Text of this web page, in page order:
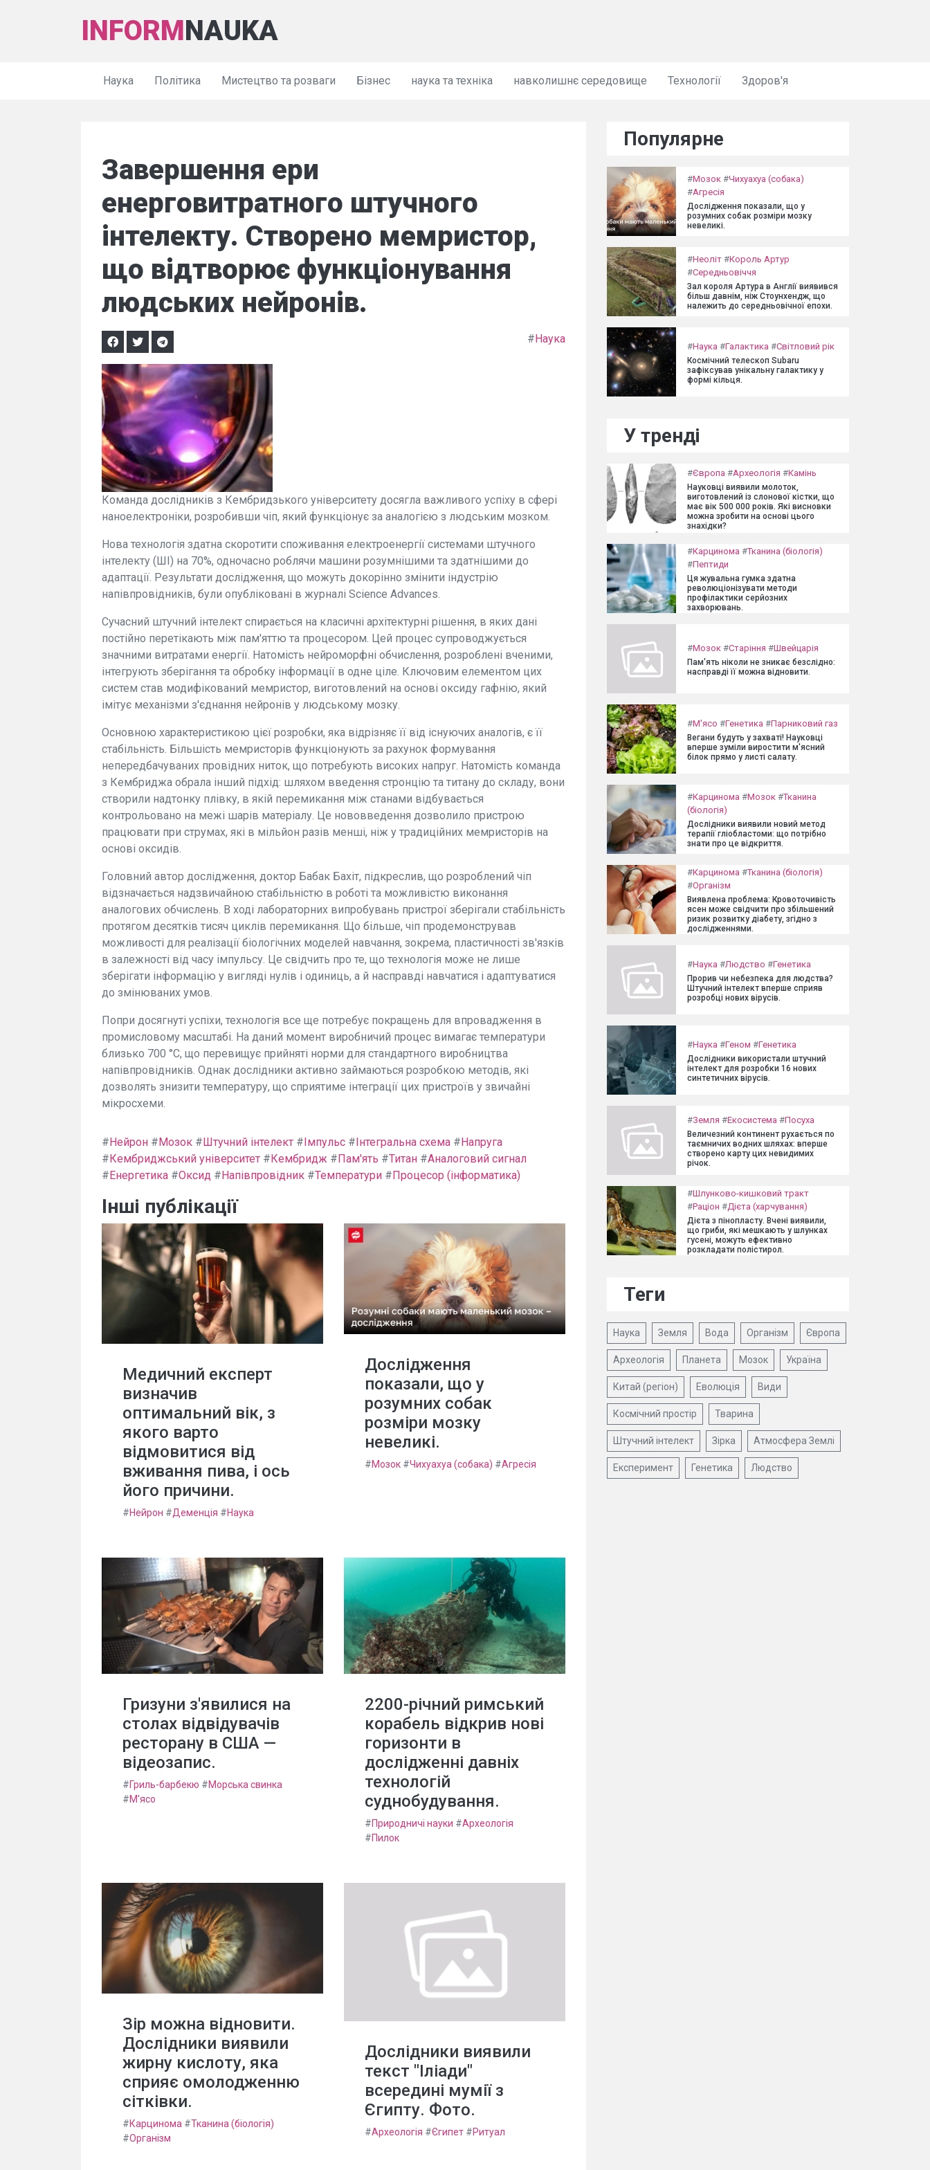
INFORMNAUKA
Наука Політика Мистецтво та розваги Бізнес наука та техніка навколишнє середовище Технології Здоров'я
Завершення ери
енерговитратного штучного
інтелекту. Створено мемристор,
що відтворює функціонування
людських нейронів.
#Наука
Команда дослідників з Кембридзького університету досягла важливого успіху в сфері
наноелектроніки, розробивши чіп, який функціонує за аналогією з людським мозком.
Нова технологія здатна скоротити споживання електроенергії системами штучного
інтелекту (ШІ) на 70%, одночасно роблячи машини розумнішими та здатнішими до
адаптації. Результати дослідження, що можуть докорінно змінити індустрію
напівпровідників, були опубліковані в журналі Science Advances.
Сучасний штучний інтелект спирається на класичні архітектурні рішення, в яких дані
постійно перетікають між пам'яттю та процесором. Цей процес супроводжується
значними витратами енергії. Натомість нейроморфні обчислення, розроблені вченими,
інтегрують зберігання та обробку інформації в одне ціле. Ключовим елементом цих
систем став модифікований мемристор, виготовлений на основі оксиду гафнію, який
імітує механізми з'єднання нейронів у людському мозку.
Основною характеристикою цієї розробки, яка відрізняє її від існуючих аналогів, є її
стабільність. Більшість мемристорів функціонують за рахунок формування
непередбачуваних провідних ниток, що потребують високих напруг. Натомість команда
з Кембриджа обрала інший підхід: шляхом введення стронцію та титану до складу, вони
створили надтонку плівку, в якій перемикання між станами відбувається
контрольовано на межі шарів матеріалу. Це нововведення дозволило пристрою
працювати при струмах, які в мільйон разів менші, ніж у традиційних мемристорів на
основі оксидів.
Головний автор дослідження, доктор Бабак Бахіт, підкреслив, що розроблений чіп
відзначається надзвичайною стабільністю в роботі та можливістю виконання
аналогових обчислень. В ході лабораторних випробувань пристрої зберігали стабільність
протягом десятків тисяч циклів перемикання. Що більше, чіп продемонстрував
можливості для реалізації біологічних моделей навчання, зокрема, пластичності зв'язків
в залежності від часу імпульсу. Це свідчить про те, що технологія може не лише
зберігати інформацію у вигляді нулів і одиниць, а й насправді навчатися і адаптуватися
до змінюваних умов.
Попри досягнуті успіхи, технологія все ще потребує покращень для впровадження в
промисловому масштабі. На даний момент виробничий процес вимагає температури
близько 700 °C, що перевищує прийняті норми для стандартного виробництва
напівпровідників. Однак дослідники активно займаються розробкою методів, які
дозволять знизити температуру, що сприятиме інтеграції цих пристроїв у звичайні
мікросхеми.
#Нейрон #Мозок #Штучний інтелект #Імпульс #Інтегральна схема #Напруга
#Кембриджський університет #Кембридж #Пам'ять #Титан #Аналоговий сигнал
#Енергетика #Оксид #Напівпровідник #Температури #Процесор (інформатика)
Інші публікації
Медичний експерт
визначив
оптимальний вік, з
якого варто
відмовитися від
вживання пива, і ось
його причини.
#Нейрон #Деменція #Наука
Дослідження
показали, що у
розумних собак
розміри мозку
невеликі.
#Мозок #Чихуахуа (собака) #Агресія
Гризуни з'явилися на
столах відвідувачів
ресторану в США —
відеозапис.
#Гриль-барбекю #Морська свинка
#М'ясо
2200-річний римський
корабель відкрив нові
горизонти в
дослідженні давніх
технологій
суднобудування.
#Природничі науки #Археологія
#Пилок
Зір можна відновити.
Дослідники виявили
жирну кислоту, яка
сприяє омолодженню
сітківки.
#Карцинома #Тканина (біологія)
#Організм
Дослідники виявили
текст "Іліади"
всередині мумії з
Єгипту. Фото.
#Археологія #Єгипет #Ритуал
Популярне
#Мозок #Чихуахуа (собака)
#Агресія
Дослідження показали, що у
розумних собак розміри мозку
невеликі.
#Неоліт #Король Артур
#Середньовіччя
Зал короля Артура в Англії виявився
більш давнім, ніж Стоунхендж, що
належить до середньовічної епохи.
#Наука #Галактика #Світловий рік
Космічний телескоп Subaru
зафіксував унікальну галактику у
формі кільця.
У тренді
#Європа #Археологія #Камінь
Науковці виявили молоток,
виготовлений із слонової кістки, що
має вік 500 000 років. Які висновки
можна зробити на основі цього
знахідки?
#Карцинома #Тканина (біологія)
#Пептиди
Ця жувальна гумка здатна
революціонізувати методи
профілактики серйозних
захворювань.
#Мозок #Старіння #Швейцарія
Пам'ять ніколи не зникає безслідно:
насправді її можна відновити.
#М'ясо #Генетика #Парниковий газ
Вегани будуть у захваті! Науковці
вперше зуміли виростити м'ясний
білок прямо у листі салату.
#Карцинома #Мозок #Тканина
(біологія)
Дослідники виявили новий метод
терапії гліобластоми: що потрібно
знати про це відкриття.
#Карцинома #Тканина (біологія)
#Організм
Виявлена проблема: Кровоточивість
ясен може свідчити про збільшений
ризик розвитку діабету, згідно з
дослідженнями.
#Наука #Людство #Генетика
Прорив чи небезпека для людства?
Штучний інтелект вперше сприяв
розробці нових вірусів.
#Наука #Геном #Генетика
Дослідники використали штучний
інтелект для розробки 16 нових
синтетичних вірусів.
#Земля #Екосистема #Посуха
Величезний континент рухається по
таємничих водних шляхах: вперше
створено карту цих невидимих
річок.
#Шлунково-кишковий тракт
#Раціон #Дієта (харчування)
Дієта з пінопласту. Вчені виявили,
що гриби, які мешкають у шлунках
гусені, можуть ефективно
розкладати полістирол.
Теги
Наука Земля Вода Організм Європа
Археологія Планета Мозок Україна
Китай (регіон) Еволюція Види
Космічний простір Тварина
Штучний інтелект Зірка Атмосфера Землі
Експеримент Генетика Людство